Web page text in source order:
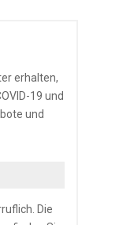
erhalten,
19 und
und
Die